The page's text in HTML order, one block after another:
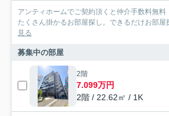
アンティホームでご契約頂くと仲介手数料無
たくさん掛かるお部屋探し。できるだけお部屋
見る
募集中の部屋
2階
7.099万円
2階 / 22.62㎡ / 1K